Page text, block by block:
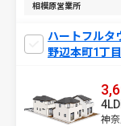
相模原営業所
ハートフルタ
野辺本町1丁
神